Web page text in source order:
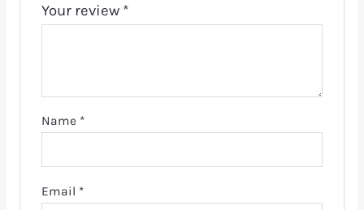
Your review *
Name *
Email *